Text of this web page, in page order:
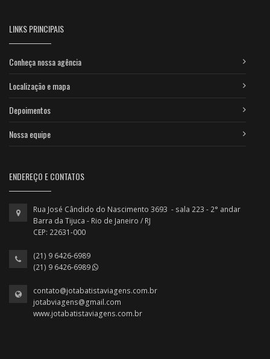
LINKS PRINCIPAIS
Conheça nossa agência
Localização e mapa
Depoimentos
Nossa equipe
ENDEREÇO E CONTATOS
Rua José Cândido do Nascimento 3693 - sala 223 - 2° andar
Barra da Tijuca - Rio de Janeiro / RJ
CEP: 22631-000
(21) 9 6426-6989
(21) 9 6426-6989
contato@jotabatistaviagens.com.br
jotabviagens@gmail.com
www.jotabatistaviagens.com.br